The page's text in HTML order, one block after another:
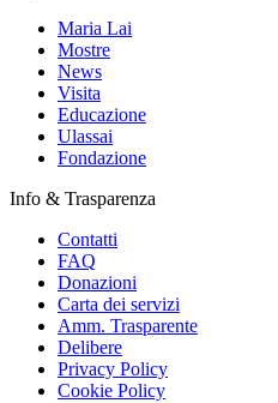
Maria Lai
Mostre
News
Visita
Educazione
Ulassai
Fondazione
Info & Trasparenza
Contatti
FAQ
Donazioni
Carta dei servizi
Amm. Trasparente
Delibere
Privacy Policy
Cookie Policy